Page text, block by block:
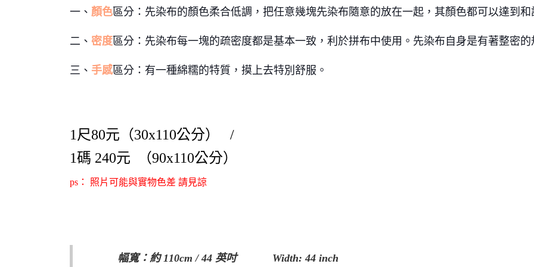
一、 顏色區分：先染布的顏色柔合低調，把任意幾塊先染布隨意的放在一起，其顏色都可以達到和
二、 密度區分：先染布每一塊的疏密度都是基本一致，利於拼布中使用。 先染布自身是有著整密的
三、 手感區分：有一種綿糯的特質，摸上去特別舒服。
1尺80元（30x110公分） /
1碼 240元
（90x110公分）
ps： 照片可能與實物色差 請見諒
幅寬：約 110cm / 44 英吋​ Width: 44 inch